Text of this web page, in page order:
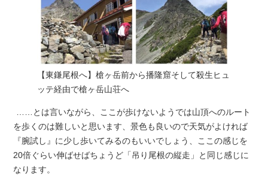
【東鎌尾根へ】槍ヶ岳前から播隆窟そして殺生ヒュ
ッテ経由で槍ヶ岳山荘へ
……とは言いながら、ここが歩けないようでは山頂へのルート
を歩くのは難しいと思います、景色も良いので天気がよければ
『腕試し』に少し歩いてみるのもいいでしょう、ここの感じを
20倍ぐらい伸ばせばちょうど「吊り尾根の縦走」と同じ感じに
なります。